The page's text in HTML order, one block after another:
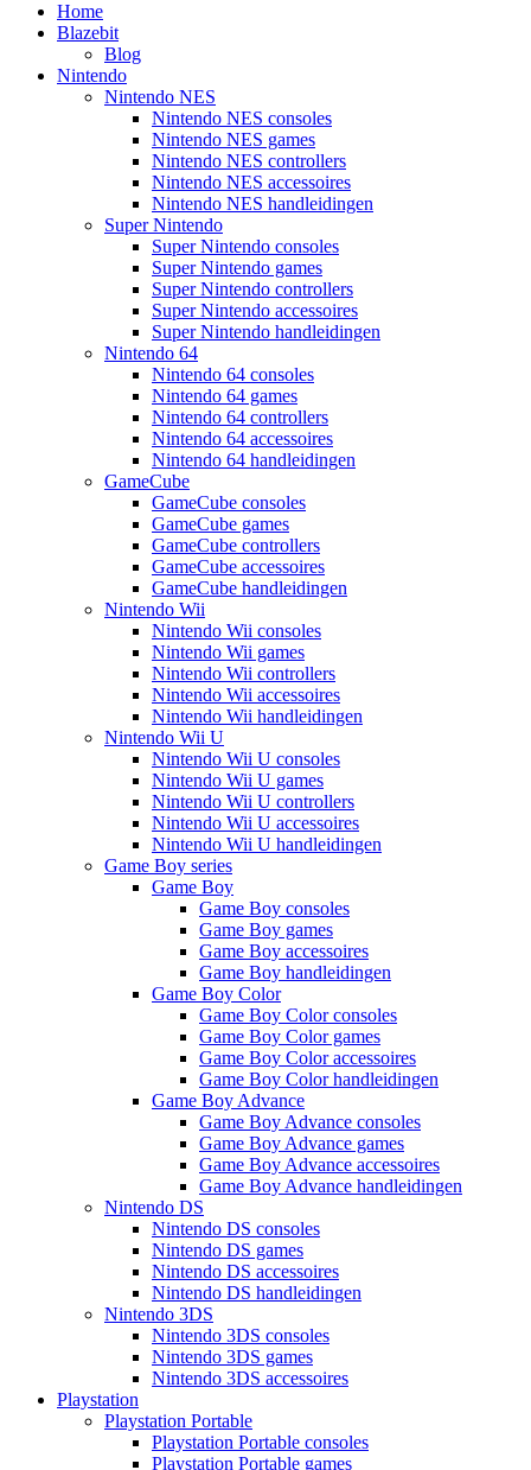
Home
Blazebit
Blog
Nintendo
Nintendo NES
Nintendo NES consoles
Nintendo NES games
Nintendo NES controllers
Nintendo NES accessoires
Nintendo NES handleidingen
Super Nintendo
Super Nintendo consoles
Super Nintendo games
Super Nintendo controllers
Super Nintendo accessoires
Super Nintendo handleidingen
Nintendo 64
Nintendo 64 consoles
Nintendo 64 games
Nintendo 64 controllers
Nintendo 64 accessoires
Nintendo 64 handleidingen
GameCube
GameCube consoles
GameCube games
GameCube controllers
GameCube accessoires
GameCube handleidingen
Nintendo Wii
Nintendo Wii consoles
Nintendo Wii games
Nintendo Wii controllers
Nintendo Wii accessoires
Nintendo Wii handleidingen
Nintendo Wii U
Nintendo Wii U consoles
Nintendo Wii U games
Nintendo Wii U controllers
Nintendo Wii U accessoires
Nintendo Wii U handleidingen
Game Boy series
Game Boy
Game Boy consoles
Game Boy games
Game Boy accessoires
Game Boy handleidingen
Game Boy Color
Game Boy Color consoles
Game Boy Color games
Game Boy Color accessoires
Game Boy Color handleidingen
Game Boy Advance
Game Boy Advance consoles
Game Boy Advance games
Game Boy Advance accessoires
Game Boy Advance handleidingen
Nintendo DS
Nintendo DS consoles
Nintendo DS games
Nintendo DS accessoires
Nintendo DS handleidingen
Nintendo 3DS
Nintendo 3DS consoles
Nintendo 3DS games
Nintendo 3DS accessoires
Playstation
Playstation Portable
Playstation Portable consoles
Playstation Portable games